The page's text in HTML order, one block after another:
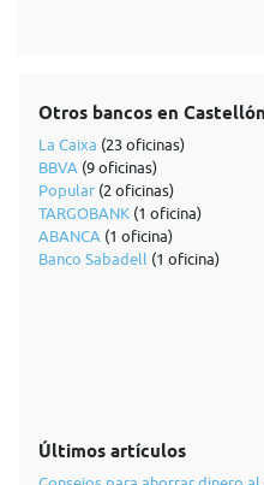
Otros bancos en
La Caixa (23 oficinas)
BBVA (9 oficinas)
Popular (2 oficinas)
TARGOBANK (1 oficina)
ABANCA (1 oficina)
Banco Sabadell (1 oficina)
Últimos artículos